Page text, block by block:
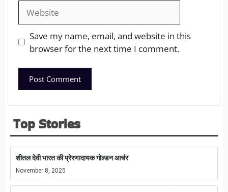
Save my name, email, and website in this
browser for the next time I comment.
Top Stories
शीतल देवी भारत की प्रेरणादायक गोल्डन आर्चर
November 8, 2025